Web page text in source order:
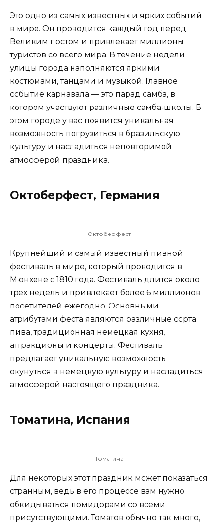
Это одно из самых известных и ярких событий
в мире. Он проводится каждый год перед
Великим постом и привлекает миллионы
туристов со всего мира. В течение недели
улицы города наполняются яркими
костюмами, танцами и музыкой. Главное
событие карнавала — это парад самба, в
котором участвуют различные самба-школы. В
этом городе у вас появится уникальная
возможность погрузиться в бразильскую
культуру и насладиться неповторимой
атмосферой праздника.
Октоберфест, Германия
Октоберфест
Крупнейший и самый известный пивной
фестиваль в мире, который проводится в
Мюнхене с 1810 года. Фестиваль длится около
трех недель и привлекает более 6 миллионов
посетителей ежегодно. Основными
атрибутами феста являются различные сорта
пива, традиционная немецкая кухня,
аттракционы и концерты. Фестиваль
предлагает уникальную возможность
окунуться в немецкую культуру и насладиться
атмосферой настоящего праздника.
Томатина, Испания
Томатина
Для некоторых этот праздник может показаться
странным, ведь в его процессе вам нужно
обкидываться помидорами со всеми
присутствующими. Томатов обычно так много,